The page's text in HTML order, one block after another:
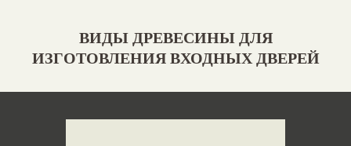
ВИДЫ ДРЕВЕСИНЫ ДЛЯ
ИЗГОТОВЛЕНИЯ ВХОДНЫХ ДВЕРЕЙ